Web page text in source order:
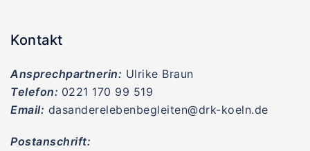
Kontakt
Ansprechpartnerin: Ulrike Braun
Telefon: 0221 170 99 519
Email: dasanderelebenbegleiten@drk-koeln.de
Postanschrift: